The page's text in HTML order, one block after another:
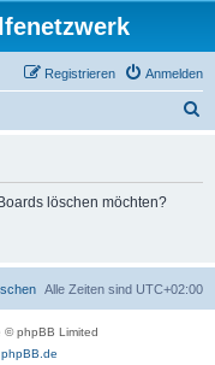
Anmelden
Registrieren
löschen möchten?
Alle Zeiten sind UTC+02:00
© phpBB Limited
phpBB.de